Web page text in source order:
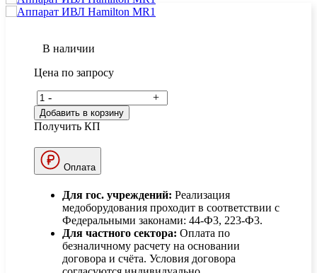
В наличии
Цена по запросу
- +
Добавить в корзину
Получить КП
Оплата
Для гос. учреждений: Реализация
медоборудования проходит в соответствии с
Федеральными законами: 44-Ф3, 223-Ф3.
Для частного сектора: Оплата по
безналичному расчету на основании
договора и счёта. Условия договора